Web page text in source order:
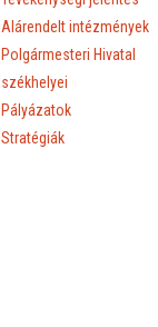
Alárendelt intézmények
Polgármesteri Hivatal
székhelyei
Pályázatok
Stratégiák